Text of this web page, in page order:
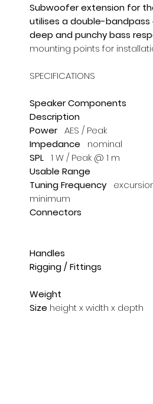
Subwoofer extension for
utilises a double-bandpass
deep andpunchybass
mounting points for
SPECIFICATIONS
Speaker Components
Description
Power AES / Peak
Impedance nominal
SPL 1 W / Peak @ 1 m
Usable Range
Tuning Frequency
minimum
Connectors
Handles
Rigging / Fittings
Weight
Size height x width x depth